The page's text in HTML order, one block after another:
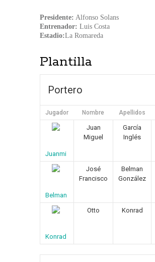
Presidente: Alfonso Solans
Entrenador: Luis Costa
Estadio:La Romareda
Plantilla
Portero
Jugador Nombre Apellidos
Juanmi
Juan
Miguel
García
Inglés
Belman
José
Francisco
Belman
González
Konrad
Otto Konrad